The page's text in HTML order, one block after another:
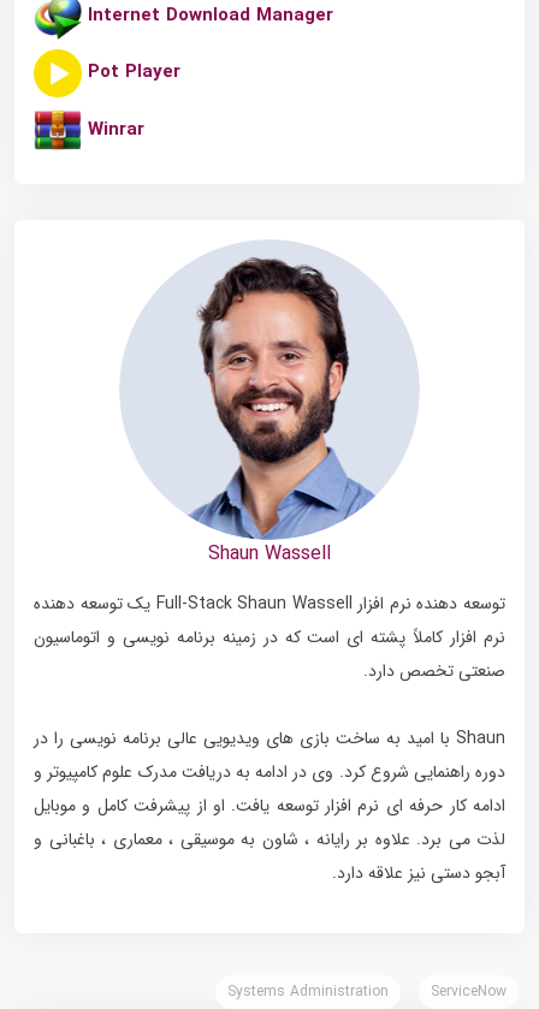
Internet Download Manager
Pot Player
Winrar
Shaun Wassell
توسعه دهنده نرم افزار Full-Stack Shaun Wassell یک توسعه دهنده
نرم افزار کاملاً پشته ای است که در زمینه برنامه نویسی و اتوماسیون
صنعتی تخصص دارد.
Shaun با امید به ساخت بازی های ویدیویی عالی برنامه نویسی را در
دوره راهنمایی شروع کرد. وی در ادامه به دریافت مدرک علوم کامپیوتر و
ادامه کار حرفه ای نرم افزار توسعه یافت. او از پیشرفت کامل و موبایل
لذت می برد. علاوه بر رایانه ، شاون به موسیقی ، معماری ، باغبانی و
آبجو دستی نیز علاقه دارد.
ServiceNow
Systems Administration